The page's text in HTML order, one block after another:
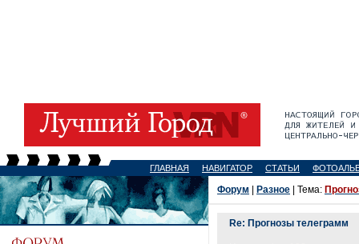
ГЛАВНАЯ НАВИГАТОР СТАТЬИ
Форум Разное | Тема:
Re: Прогнозы телеграмм